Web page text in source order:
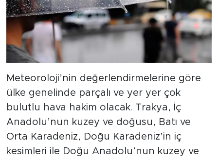
Meteoroloji’nin değerlendirmelerine göre
ülke genelinde parçalı ve yer yer çok
bulutlu hava hakim olacak. Trakya, İç
Anadolu’nun kuzey ve doğusu, Batı ve
Orta Karadeniz, Doğu Karadeniz’in iç
kesimleri ile Doğu Anadolu’nun kuzey ve